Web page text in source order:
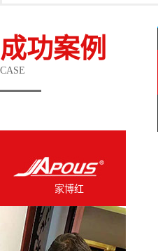
成功案例
CASE
家博红